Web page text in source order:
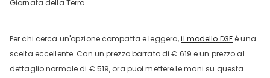
Giornata della Terra.
Per chi cerca un'opzione compatta e leggera, il modello D3F è una
scelta eccellente. Con un prezzo barrato di € 619 e un prezzo al
dettaglio normale di € 519, ora puoi mettere le mani su questa